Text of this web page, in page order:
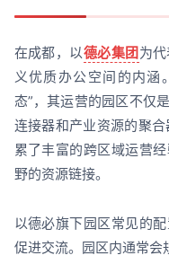
在成都，以德必集团为
义优质办公空间的内涵
态”，其运营的园区不仅
连接器和产业资源的聚
累了丰富的跨区域运营
野的资源链接。
以德必旗下园区常见的
促进交流。园区内通常会